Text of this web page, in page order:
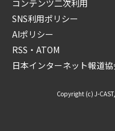
コンテンツ二次利用
SNS利用ポリシー
AIポリシー
RSS・ATOM
日本インターネット報道
Copyright (c) J-